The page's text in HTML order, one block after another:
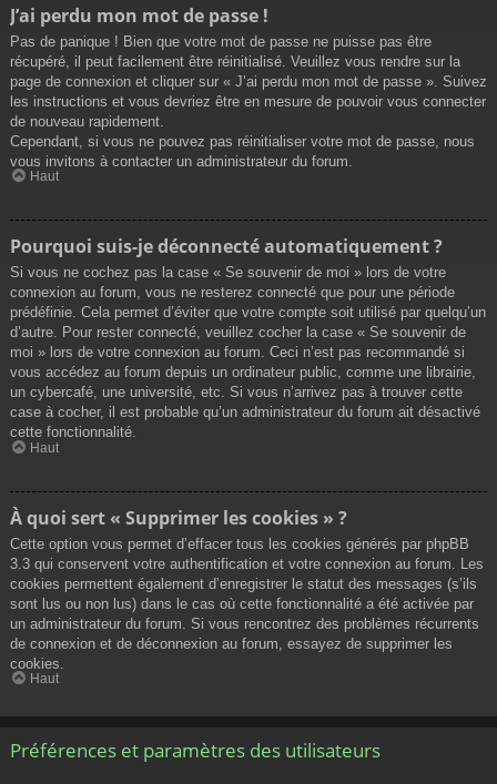
J’ai perdu mon mot de passe !
Pas de panique ! Bien que votre mot de passe ne puisse pas être
récupéré, il peut facilement être réinitialisé. Veuillez vous rendre sur la
page de connexion et cliquer sur « J’ai perdu mon mot de passe ». Suivez
les instructions et vous devriez être en mesure de pouvoir vous connecter
de nouveau rapidement.
Cependant, si vous ne pouvez pas réinitialiser votre mot de passe, nous
vous invitons à contacter un administrateur du forum.
Haut
Pourquoi suis-je déconnecté automatiquement ?
Si vous ne cochez pas la case « Se souvenir de moi » lors de votre
connexion au forum, vous ne resterez connecté que pour une période
prédéfinie. Cela permet d’éviter que votre compte soit utilisé par quelqu’un
d’autre. Pour rester connecté, veuillez cocher la case « Se souvenir de
moi » lors de votre connexion au forum. Ceci n’est pas recommandé si
vous accédez au forum depuis un ordinateur public, comme une librairie,
un cybercafé, une université, etc. Si vous n’arrivez pas à trouver cette
case à cocher, il est probable qu’un administrateur du forum ait désactivé
cette fonctionnalité.
Haut
À quoi sert « Supprimer les cookies » ?
Cette option vous permet d’effacer tous les cookies générés par phpBB
3.3 qui conservent votre authentification et votre connexion au forum. Les
cookies permettent également d’enregistrer le statut des messages (s’ils
sont lus ou non lus) dans le cas où cette fonctionnalité a été activée par
un administrateur du forum. Si vous rencontrez des problèmes récurrents
de connexion et de déconnexion au forum, essayez de supprimer les
cookies.
Haut
Préférences et paramètres des utilisateurs